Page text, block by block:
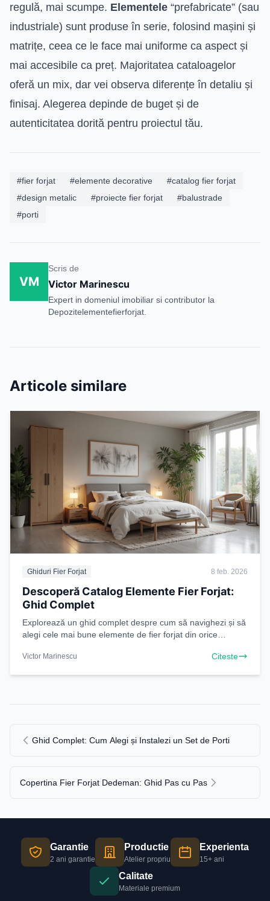
regulă, mai scumpe. Elementele “prefabricate” (sau
industriale) sunt produse în serie, folosind mașini și
matrițe, ceea ce le face mai uniforme ca aspect și
mai accesibile ca preț. Majoritatea cataloagelor
oferă un mix, dar vei observa diferențe în detaliu și
finisaj. Alegerea depinde de buget și de
autenticitatea dorită pentru proiectul tău.
#fier forjat #elemente decorative
#catalog fier forjat
#design metalic
#proiecte fier forjat
#balustrade
#porti
VM
Scris de
Victor Marinescu
Expert in domeniul imobiliar si contributor la
Depozitelementefierforjat.
Articole similare
Ghiduri Fier Forjat 8 feb. 2026
Descoperă Catalog Elemente Fier Forjat:
Ghid Complet
Explorează un ghid complet despre cum să navighezi și să
alegi cele mai bune elemente de fier forjat din orice
Victor Marinescu Citeste
Ghid Complet: Cum Alegi și Instalezi un Set de Porti
Copertina Fier Forjat Dedeman: Ghid Pas cu Pas
Garantie
2 ani garantie
Productie
Atelier propriu
Experienta
15+ ani
Calitate
Materiale premium